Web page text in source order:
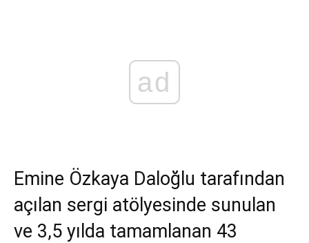
ad
Emine Özkaya Daloğlu tarafından
açılan sergi atölyesinde sunulan
ve 3,5 yılda tamamlanan 43